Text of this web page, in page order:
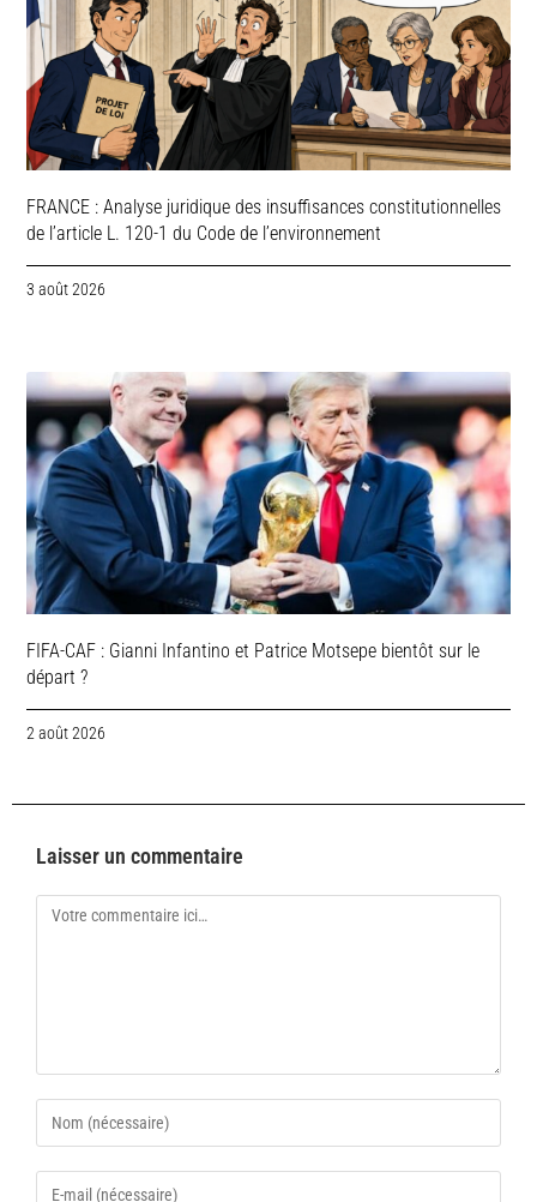
FRANCE : Analyse juridique des insuffisances constitutionnelles
de l’article L. 120-1 du Code de l’environnement
3 août 2026
FIFA-CAF : Gianni Infantino et Patrice Motsepe bientôt sur le
départ ?
2 août 2026
Laisser un commentaire